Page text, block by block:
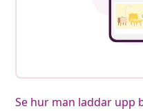
Se hur man laddar upp